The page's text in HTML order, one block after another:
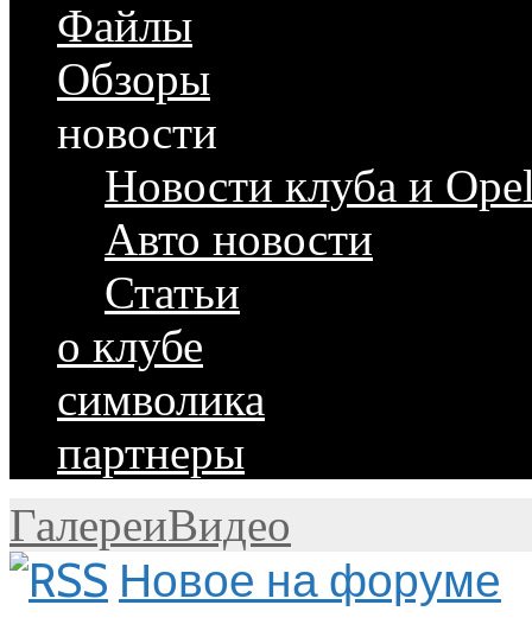
Файлы
Обзоры
новости
Новости клуба и
Авто новости
Статьи
о клубе
символика
партнеры
ГалереиВидео
Новое на форуме